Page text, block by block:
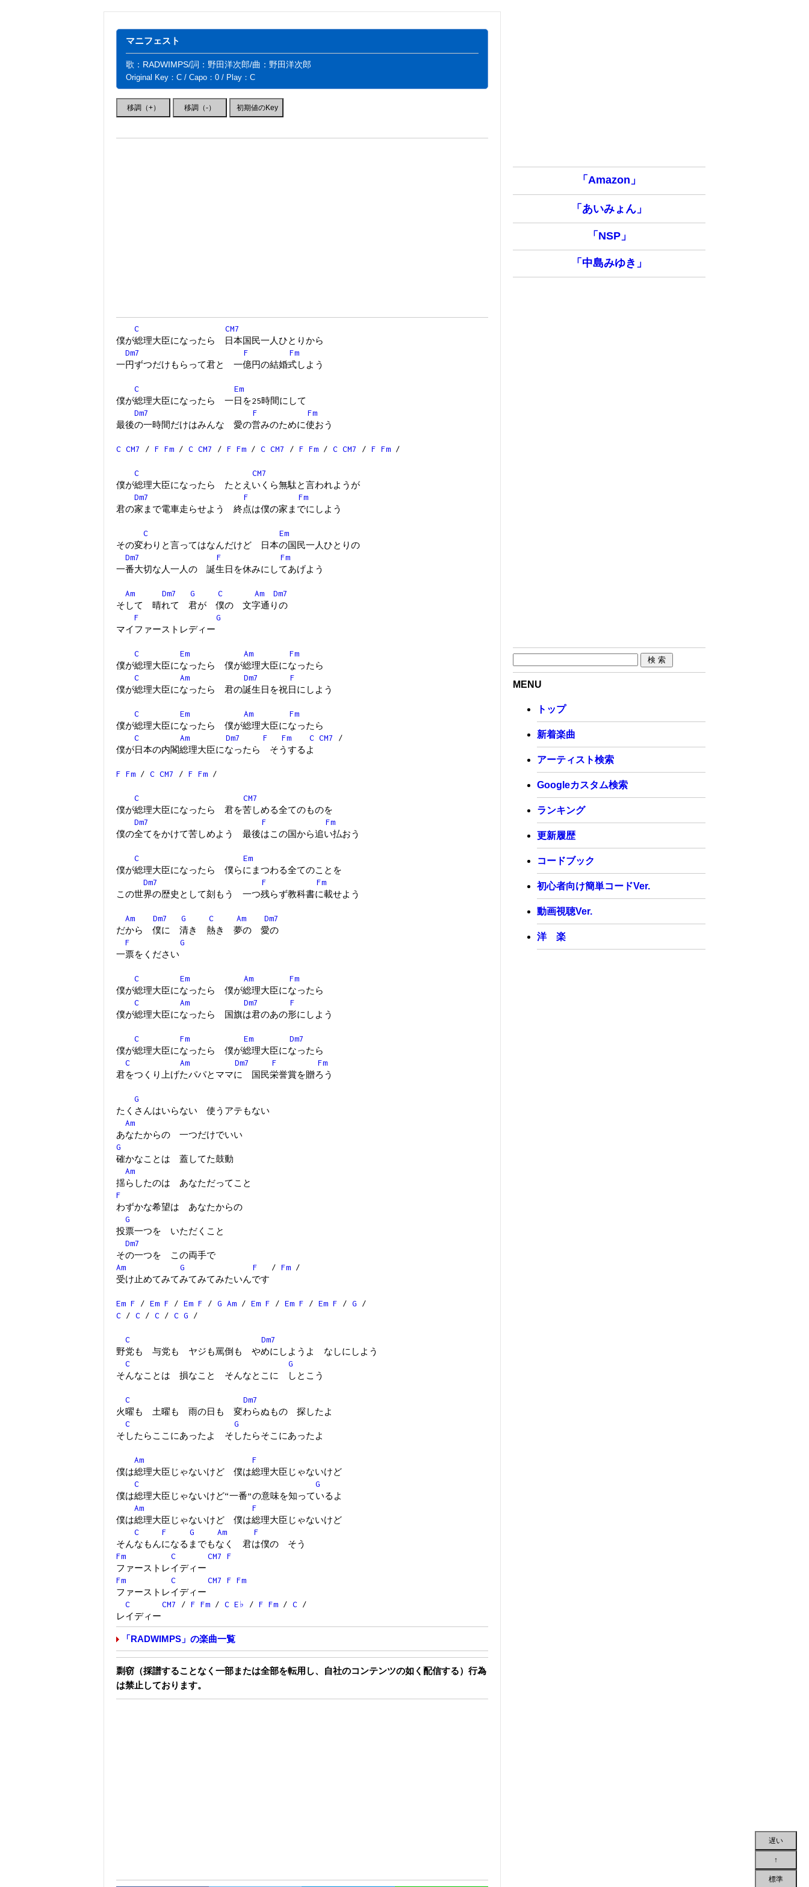
マニフェスト
歌：RADWIMPS/詞：野田洋次郎/曲：野田洋次郎
Original Key：C / Capo：0 / Play：C
C
CM7
僕が総理大臣になったら 日本国民一人ひとりから
Dm7
F
Fm
一円ずつだけもらって君と 一億円の結婚式しよう
C
Em
僕が総理大臣になったら 一日を25時間にして
Dm7
F
Fm
最後の一時間だけはみんな 愛の営みのために使おう
C CM7 / F Fm / C CM7 / F Fm / C CM7 / F Fm / C CM7 / F Fm /
C
CM7
僕が総理大臣になったら たとえいくら無駄と言われようが
Dm7
F
Fm
君の家まで電車走らせよう 終点は僕の家までにしよう
C
Em
その変わりと言ってはなんだけど 日本の国民一人ひとりの
Dm7
F
Fm
一番大切な人一人の 誕生日を休みにしてあげよう
Am Dm7 G C Am
Dm7
そして 晴れて 君が 僕の 文字通りの
F
G
マイファーストレディー
C Em Am
Fm
僕が総理大臣になったら 僕が総理大臣になったら
C
Am Dm7
F
僕が総理大臣になったら 君の誕生日を祝日にしよう
C Em Am
Fm
僕が総理大臣になったら 僕が総理大臣になったら
C
Am Dm7 F Fm C CM7
/
僕が日本の内閣総理大臣になったら そうするよ
F Fm / C CM7 / F Fm /
C
CM7
僕が総理大臣になったら 君を苦しめる全てのものを
Dm7
F
Fm
僕の全てをかけて苦しめよう 最後はこの国から追い払おう
C
Em
僕が総理大臣になったら 僕らにまつわる全てのことを
Dm7
F
Fm
この世界の歴史として刻もう 一つ残らず教科書に載せよう
Am Dm7 G C Am
Dm7
だから 僕に 清き 熱き 夢の 愛の
F
G
一票をください
C Em Am
Fm
僕が総理大臣になったら 僕が総理大臣になったら
C
Am Dm7
F
僕が総理大臣になったら 国旗は君のあの形にしよう
C Fm Em
Dm7
僕が総理大臣になったら 僕が総理大臣になったら
C
Am Dm7 F
Fm
君をつくり上げたパパとママに 国民栄誉賞を贈ろう
G
たくさんはいらない 使うアテもない
Am
あなたからの 一つだけでいい
G
確かなことは 蓋してた鼓動
Am
揺らしたのは あなただってこと
F
わずかな希望は あなたからの
G
投票一つを いただくこと
Dm7
その一つを この両手で
Am
G F / Fm /
受け止めてみてみてみてみたいんです
Em F / Em F / Em F / G Am / Em F / Em F / Em F / G /
C / C / C / C G /
C
Dm7
野党も 与党も ヤジも罵倒も やめにしようよ なしにしよう
C
G
そんなことは 損なこと そんなとこに しとこう
C
Dm7
火曜も 土曜も 雨の日も 変わらぬもの 探したよ
C
G
そしたらここにあったよ そしたらそこにあったよ
Am
F
僕は総理大臣じゃないけど 僕は総理大臣じゃないけど
C
G
僕は総理大臣じゃないけど“一番”の意味を知っているよ
Am
F
僕は総理大臣じゃないけど 僕は総理大臣じゃないけど
C
F G Am
F
そんなもんになるまでもなく 君は僕の そう
Fm
C CM7
F
ファーストレイディー
Fm
C CM7 F Fm
ファーストレイディー
C
CM7 / F Fm / C E♭ / F Fm / C /
レイディー
「RADWIMPS」の楽曲一覧
剽窃（採譜することなく一部または全部を転用し、自社のコンテンツの如く配信する）行為
は禁止しております。
「Amazon」
「あいみょん」
「NSP」
「中島みゆき」
MENU
トップ
新着楽曲
アーティスト検索
Googleカスタム検索
ランキング
更新履歴
コードブック
初心者向け簡単コードVer.
動画視聴Ver.
洋 楽